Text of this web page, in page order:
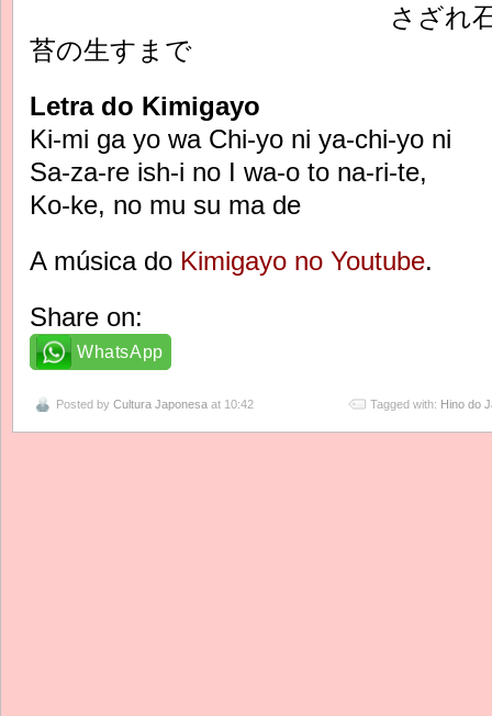
さざれ
苔の生すまで
Letra do Kimigayo
Ki-mi ga yo wa Chi-yo ni ya-chi-yo ni
Sa-za-re ish-i no I wa-o to na-ri-te,
Ko-ke, no mu su ma de
A música do Kimigayo no Youtube.
Share on:
WhatsApp
Posted by Cultura Japonesa at 10:42 Tagged with: Hino do